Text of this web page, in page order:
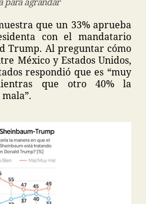
que un 33% aprueba
con el mandatario
Trump. Al preguntar cómo
México y Estados Unidos,
respondió que es “muy
que otro 40% la